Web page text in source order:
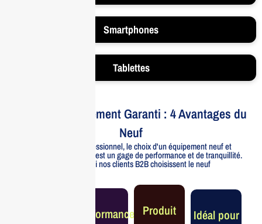
Smartphones
Tablettes
Votre Investissement Garanti : 4 Avantages du
Neuf
Pour un usage professionnel, le choix d'un équipement neuf et
officiellement distribué est un gage de performance et de tranquillité.
Voici pourquoi nos clients B2B choisissent le neuf
Performance Produit
Idéal pour